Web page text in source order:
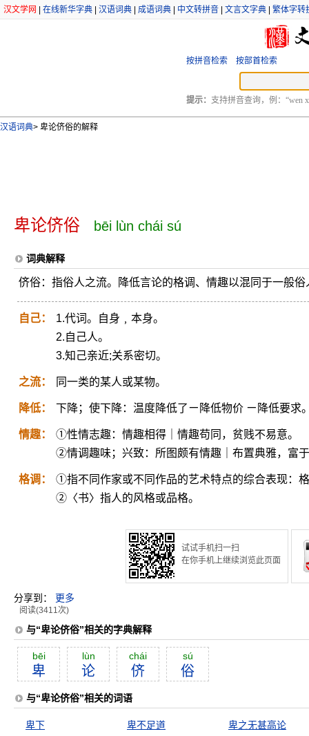
汉文学网 在线新华字典 汉语词典 成语词典 中文转拼音 文言文字典 繁体字转
按拼音检索 按部首检索
提示： 支持拼音查询，例：“wen
汉语词典> 卑论侪俗的解释
卑论侪俗 bēi lùn chái sú
词典解释
侪俗：指俗人之流。降低言论的格调、情趣以混同于一般
自己：
1.代词。自身﹐本身。
2.自己人。
3.知己亲近;关系密切。
之流： 同一类的某人或某物。
降低： 下降；使下降：温度降低了ㄧ降低物价 ㄧ降低要求
情趣：
①性情志趣：情趣相得｜情趣苟同，贫贱不易意。
②情调趣味；兴致：所图颇有情趣｜布置典雅，富
格调：
①指不同作家或不同作品的艺术特点的综合表现：
②〈书〉指人的风格或品格。
试试手机扫一扫
在你手机上继续浏览此页面
分享到： 更多
阅读(3411次)
与“卑论侪俗”相关的字典解释
bēi
卑
lùn
论
chái
侪
sú
俗
与“卑论侪俗”相关的词语
卑下 卑不足道
卑之无甚高论